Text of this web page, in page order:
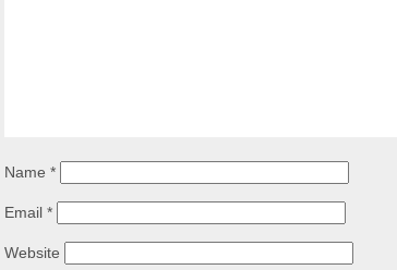
Name *
Email *
Website